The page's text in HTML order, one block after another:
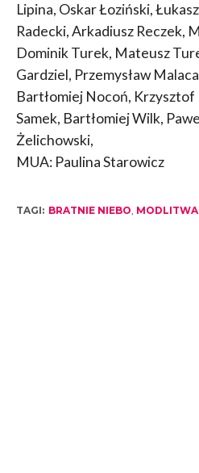
Lipina, Oskar Łoziński,
Radecki, Arkadiusz Reczek,
Dominik Turek, Mateusz
Gardziel, Przemysław
Bartłomiej Nocoń, Krzysztof
Samek, Bartłomiej Wilk,
Żelichowski,
MUA: Paulina Starowicz
TAGI: BRATNIE NIEBO,